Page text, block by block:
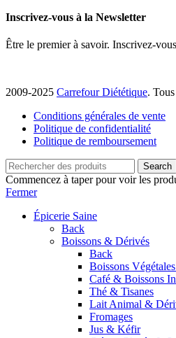
Inscrivez-vous à la Newsletter
Être le premier à savoir. Inscrivez-
2009-2025 Carrefour Diététique.
Conditions générales de vente
Politique de confidentialité
Politique de remboursement
Search
Commencez à taper pour voir les
Fermer
Épicerie Saine
Back
Boissons & Dérivés
Back
Boissons
Café & Boissons
Thé & Tisanes
Lait Animal &
Fromages
Jus & Kéfir